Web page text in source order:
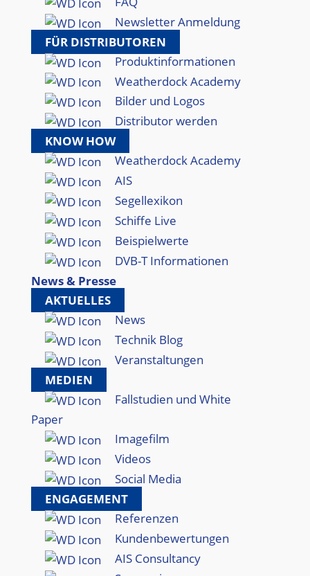
Newsletter Anmeldung
FÜR DISTRIBUTOREN
Produktinformationen
Weatherdock Academy
Bilder und Logos
Distributor werden
KNOW HOW
Weatherdock Academy
AIS
Segellexikon
Schiffe Live
Beispielwerte
DVB-T Informationen
News & Presse
AKTUELLES
News
Technik Blog
Veranstaltungen
MEDIEN
Fallstudien und White
Paper
Imagefilm
Videos
Social Media
ENGAGEMENT
Referenzen
Kundenbewertungen
AIS Consultancy